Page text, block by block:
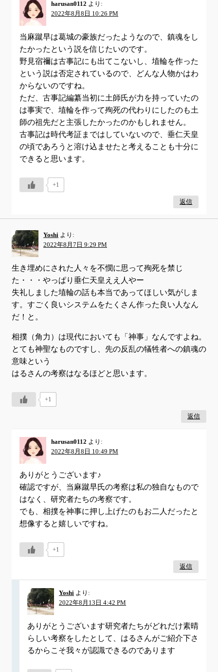
harusan0112 より:
2022年8月8日 10:26 PM
当麻蹴早は葛城の豪族だったようなので、鎮魂をし
たかったという説を信じたいのです。
野見宿禰は古事記にも出てこないし、埴輪を作った
という説は否定されているので、どんな人物かはわ
からないのですね。
ただ、古事記編纂当初に土師氏が力を持っていたの
は事実で、埴輪を作って殉死の代わりにしたのも土
師の祖先だと主張したかったのかもしれません。
古事記は時代考証まではしていないので、垂仁天皇
の頃であろうと溶け込ませたと考えることも十分に
できると思います。
+1
返信
Yoshi より:
2022年8月7日 9:29 PM
生き埋めにされた人々を不憫に思って殉死を禁じ
た・・・やっぱり垂仁天皇ええ人やー
失礼しました埴輪の話も本当であってほしい気がしま
す。すごく良いシステムをたくさん作った良い人なん
だ！と。
相撲（角力）は現代においても「神事」なんですよね。
とても神聖なものですし、先の反乱の犠牲者への鎮魂の
意味という
はるさんの考察はなるほどと思います。
+1
返信
harusan0112 より:
2022年8月8日 10:49 PM
ありがとうございます♪
確認ですが、当麻蹴早氏の考察は私の独自なもので
はなく、研究者たちの考察です。
でも、相撲を神事に押し上げたのもお二人だったと
想像すると嬉しいですね。
+1
返信
Yoshi より:
2022年8月13日 4:42 PM
ありがとうございます研究者たちがどれだけ素晴
らしい考察をしたとして、はるさんがご紹介下さ
るからこそ我々が認識できるのであります